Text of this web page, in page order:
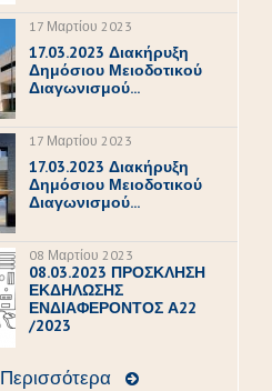
17 Μαρτίου 2023
17.03.2023 Διακήρυξη
Δημόσιου Μειοδοτικού
Διαγωνισμού...
17 Μαρτίου 2023
17.03.2023 Διακήρυξη
Δημόσιου Μειοδοτικού
Διαγωνισμού...
08 Μαρτίου 2023
08.03.2023 ΠΡΟΣΚΛΗΣΗ
ΕΚΔΗΛΩΣΗΣ
ΕΝΔΙΑΦΕΡΟΝΤΟΣ Α22
/2023
Περισσότερα